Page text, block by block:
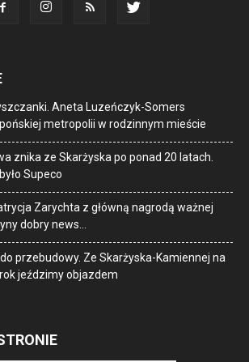
Aneta Luzeńczyk-Somers
metropolii w rodzinnym mieście
znika ze Skarżyska po ponad 20 latach.
Supeco
Zarychta z główną nagrodą ważnej
dobry news…
przebudowy. Ze Skarżyska-Kamiennej na
jeździmy objazdem